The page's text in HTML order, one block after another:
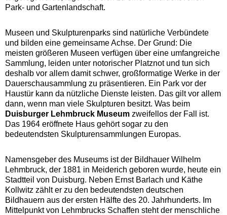
Park- und Gartenlandschaft.
Museen und Skulpturenparks sind natürliche Verbündete
und bilden eine gemeinsame Achse. Der Grund: Die
meisten größeren Museen verfügen über eine umfangreiche
Sammlung, leiden unter notorischer Platznot und tun sich
deshalb vor allem damit schwer, großformatige Werke in der
Dauerschausammlung zu präsentieren. Ein Park vor der
Haustür kann da nützliche Dienste leisten. Das gilt vor allem
dann, wenn man viele Skulpturen besitzt. Was beim
Duisburger Lehmbruck Museum zweifellos der Fall ist.
Das 1964 eröffnete Haus gehört sogar zu den
bedeutendsten Skulpturensammlungen Europas.
Namensgeber des Museums ist der Bildhauer Wilhelm
Lehmbruck, der 1881 in Meiderich geboren wurde, heute ein
Stadtteil von Duisburg. Neben Ernst Barlach und Käthe
Kollwitz zählt er zu den bedeutendsten deutschen
Bildhauern aus der ersten Hälfte des 20. Jahrhunderts. Im
Mittelpunkt von Lehmbrucks Schaffen steht der menschliche